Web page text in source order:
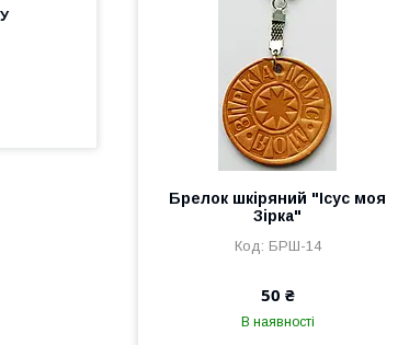
Брелок шкіряний "Ісус моя
Зірка"
БРШ-14
50 ₴
В наявності